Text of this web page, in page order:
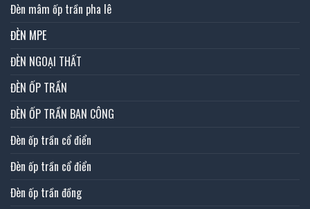
Đèn mâm ốp trần pha lê
ĐÈN MPE
ĐÈN NGOẠI THẤT
ĐÈN ỐP TRẦN
ĐÈN ỐP TRẦN BAN CÔNG
Đèn ốp trần cổ điển
Đèn ốp trần cổ điển
Đèn ốp trần đồng